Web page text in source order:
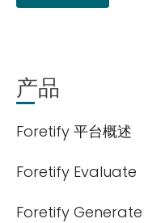
产品
Foretify 平台概述
Foretify Evaluate
Foretify Generate